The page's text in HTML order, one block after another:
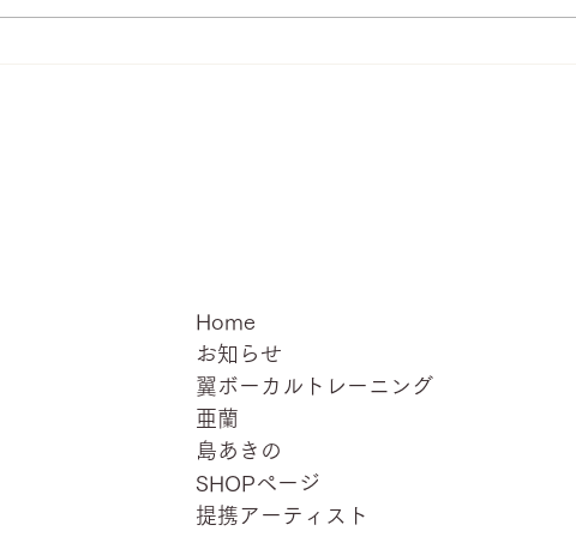
Home
お知らせ
翼ボーカルトレーニング
亜蘭
島あきの
SHOPページ
提携アーティスト